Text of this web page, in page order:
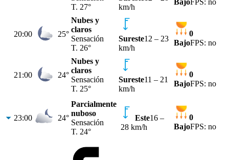
T. 27°
km/h
BajoFPS: no
20:00 25°
Nubes y
claros
Sensación
T. 26°
Sureste12 – 23
km/h
0
BajoFPS: no
21:00 24°
Nubes y
claros
Sensación
T. 25°
Sureste11 – 21
km/h
0
BajoFPS: no
23:00 24°
Parcialmente
nuboso
Sensación
T. 24°
Este16 –
28 km/h
0
BajoFPS: no